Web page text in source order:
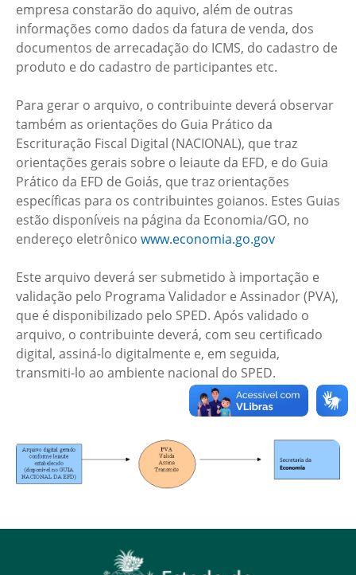
empresa constarão do aquivo, além de outras
informações como dados da fatura de venda, dos
documentos de arrecadação do ICMS, do cadastro de
produto e do cadastro de participantes etc.
Para gerar o arquivo, o contribuinte deverá observar
também as orientações do Guia Prático da
Escrituração Fiscal Digital (NACIONAL), que traz
orientações gerais sobre o leiaute da EFD, e do Guia
Prático da EFD de Goiás, que traz orientações
específicas para os contribuintes goianos. Estes Guias
estão disponíveis na página da Economia/GO, no
endereço eletrônico www.economia.go.gov
Este arquivo deverá ser submetido à importação e
validação pelo Programa Validador e Assinador (PVA),
que é disponibilizado pelo SPED. Após validado o
arquivo, o contribuinte deverá, com seu certificado
digital, assiná-lo digitalmente e, em seguida,
transmiti-lo ao ambiente nacional do SPED.